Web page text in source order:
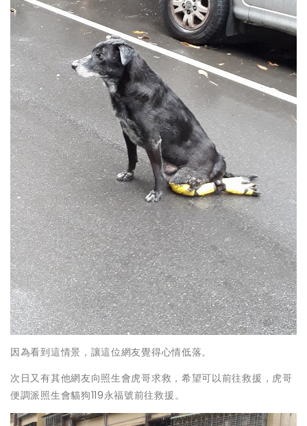
因為看到這情景，讓這位網友覺得心情低落。
次日又有其他網友向照生會虎哥求救，希望可以前往救援，虎哥
便調派照生會貓狗119永福號前往救援。